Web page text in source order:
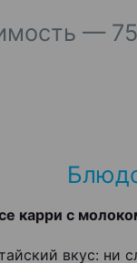
—
карри с
вкус: ни